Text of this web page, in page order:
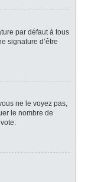
par défaut à tous
signature d’être
ne le voyez pas,
le nombre de